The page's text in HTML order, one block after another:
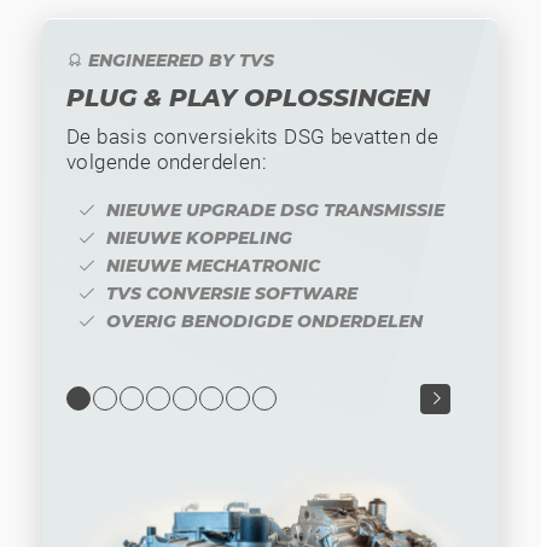
ENGINEERED BY TVS
PLUG & PLAY OPLOSSINGEN
De basis conversiekits DSG bevatten de
volgende onderdelen:
NIEUWE UPGRADE DSG TRANSMISSIE
NIEUWE KOPPELING
NIEUWE MECHATRONIC
TVS CONVERSIE SOFTWARE
OVERIG BENODIGDE ONDERDELEN